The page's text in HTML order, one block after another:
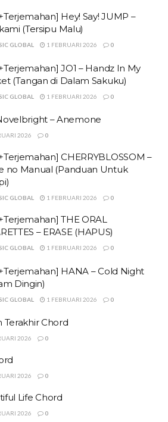
Hey! Say! JUMP –
(Tersipu Malu)
GLOBAL 1 FEBRUARI 2026 0
JO1 – Handz In My
(Tangan di Dalam Sakuku)
GLOBAL 1 FEBRUARI 2026 0
– Anemone
2026 0
CHERRYBLOSSOM –
no Manual (Panduan Untuk
GLOBAL 1 FEBRUARI 2026 0
THE ORAL
– ERASE (HAPUS)
GLOBAL 1 FEBRUARI 2026 0
HANA – Cold Night
Dingin)
GLOBAL 1 FEBRUARI 2026 0
Terakhir Chord
2026 0
2026 0
Life Chord
2026 0